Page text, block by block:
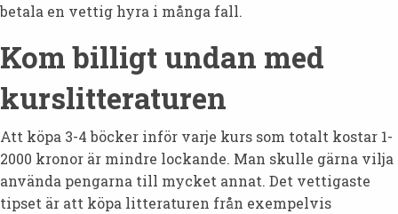
betala en vettig hyra i många fall.
Kom billigt undan med
kurslitteraturen
Att köpa 3-4 böcker inför varje kurs som totalt kostar 1-
2000 kronor är mindre lockande. Man skulle gärna vilja
använda pengarna till mycket annat. Det vettigaste
tipset är att köpa litteraturen från exempelvis